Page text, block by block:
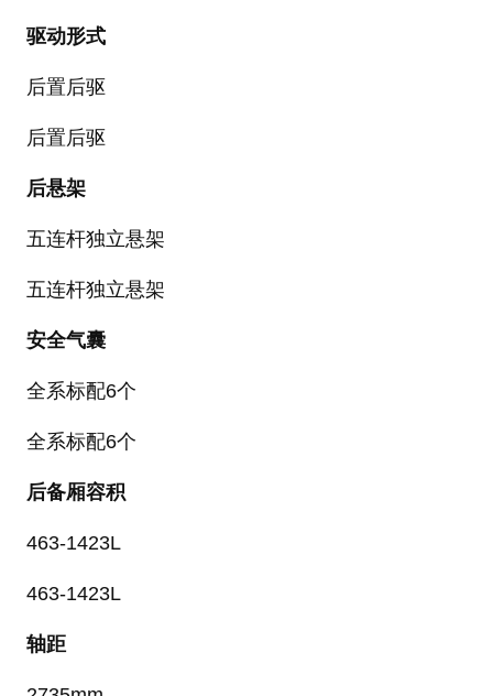
驱动形式
后置后驱
后置后驱
后悬架
五连杆独立悬架
五连杆独立悬架
安全气囊
全系标配6个
全系标配6个
后备厢容积
463-1423L
463-1423L
轴距